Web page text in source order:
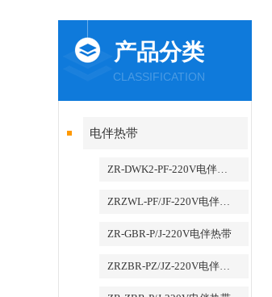
产品分类
CLASSIFICATION
电伴热带
ZR-DWK2-PF-220V电伴热带
ZRZWL-PF/JF-220V电伴热带
ZR-GBR-P/J-220V电伴热带
ZRZBR-PZ/JZ-220V电伴热带